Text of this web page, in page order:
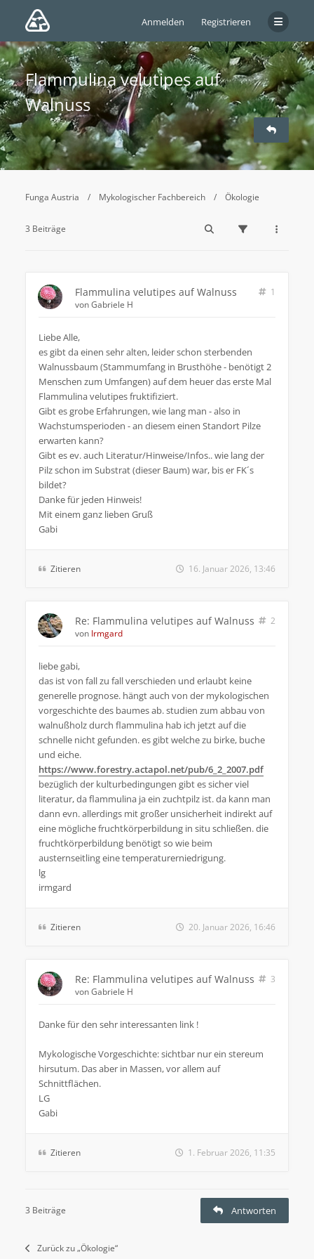
Anmelden Registrieren
Flammulina velutipes auf
Walnuss
Funga Austria Mykologischer Fachbereich Ökologie
3 Beiträge
Flammulina velutipes auf Walnuss
1
vonGabriele H
Liebe Alle,
es gibt da einen sehr alten, leider schon sterbenden
Walnussbaum (Stammumfang in Brusthöhe - benötigt 2
Menschen zum Umfangen) auf dem heuer das erste Mal
Flammulina velutipes fruktifiziert.
Gibt es grobe Erfahrungen, wie lang man - also in
Wachstumsperioden - an diesem einen Standort Pilze
erwarten kann?
Gibt es ev. auch Literatur/Hinweise/Infos.. wie lang der
Pilz schon im Substrat (dieser Baum) war, bis er FK´s
bildet?
Danke für jeden Hinweis!
Mit einem ganz lieben Gruß
Gabi
Zitieren 16. Januar 2026, 13:46
Re: Flammulina velutipes auf Walnuss
2
von Irmgard
liebe gabi,
das ist von fall zu fall verschieden und erlaubt keine
generelle prognose. hängt auch von der mykologischen
vorgeschichte des baumes ab. studien zum abbau von
walnußholz durch flammulina hab ich jetzt auf die
schnelle nicht gefunden. es gibt welche zu birke, buche
und eiche.
https://www.forestry.actapol.net/pub/6_2_2007.pdf
bezüglich der kulturbedingungen gibt es sicher viel
literatur, da flammulina ja ein zuchtpilz ist. da kann man
dann evn. allerdings mit großer unsicherheit indirekt auf
eine mögliche fruchtkörperbildung in situ schließen. die
fruchtkörperbildung benötigt so wie beim
austernseitling eine temperaturerniedrigung.
lg
irmgard
Zitieren 20. Januar 2026, 16:46
Re: Flammulina velutipes auf Walnuss
3
vonGabriele H
Danke für den sehr interessanten link !
Mykologische Vorgeschichte: sichtbar nur ein stereum
hirsutum. Das aber in Massen, vor allem auf
Schnittflächen.
LG
Gabi
Zitieren 1. Februar 2026, 11:35
3 Beiträge Antworten
Zurück zu „Ökologie“